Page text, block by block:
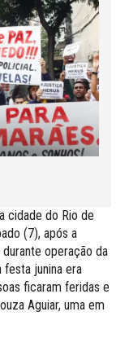
cidade do Rio de
(7), após a
operação da
festa junina era
ficaram feridas e
Aguiar, uma em